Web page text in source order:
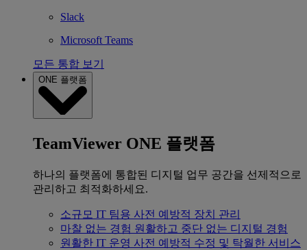
Slack
Microsoft Teams
모든 통합 보기
ONE 플랫폼
TeamViewer ONE 플랫폼
하나의 플랫폼에 통합된 디지털 업무 공간을 선제적으로
관리하고 최적화하세요.
소규모 IT 팀용 사전 예방적 장치 관리
마찰 없는 경험 원활하고 중단 없는 디지털 경험
원활한 IT 운영 사전 예방적 수정 및 탁월한 서비스